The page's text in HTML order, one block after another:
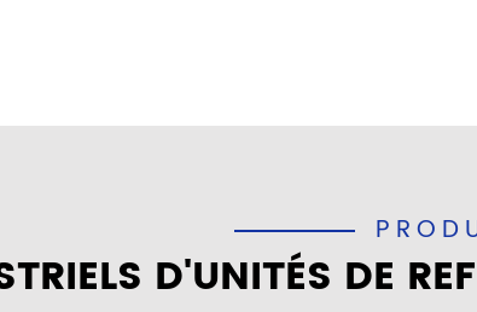
D'UNITÉS DE